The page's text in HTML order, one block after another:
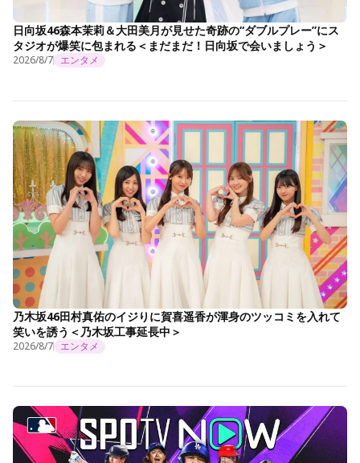
日向坂46森本茉莉＆大田美月が見せた奇跡の“ダブルプレー”にス
タジオが爆笑に包まれる＜まだまだ！日向坂で会いましょう＞
2026/8/7 エンタメ
乃木坂46田村真佑のイジりに賀喜遥香が渾身のツッコミを入れて
笑いを誘う＜乃木坂工事延長中＞
2026/8/7 エンタメ